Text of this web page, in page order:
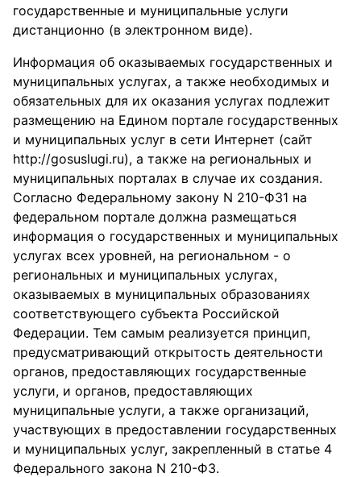
государственные и муниципальные услуги
дистанционно (в электронном виде).
Информация об оказываемых государственных и
муниципальных услугах, а также необходимых и
обязательных для их оказания услугах подлежит
размещению на Едином портале государственных
и муниципальных услуг в сети Интернет (сайт
http://gosuslugi.ru), а также на региональных и
муниципальных порталах в случае их создания.
Согласно Федеральному закону N 210-ФЗ1 на
федеральном портале должна размещаться
информация о государственных и муниципальных
услугах всех уровней, на региональном - о
региональных и муниципальных услугах,
оказываемых в муниципальных образованиях
соответствующего субъекта Российской
Федерации. Тем самым реализуется принцип,
предусматривающий открытость деятельности
органов, предоставляющих государственные
услуги, и органов, предоставляющих
муниципальные услуги, а также организаций,
участвующих в предоставлении государственных
и муниципальных услуг, закрепленный в статье 4
Федерального закона N 210-ФЗ.